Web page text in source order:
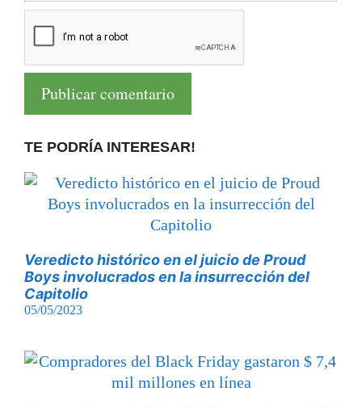
TE PODRÍA INTERESAR!
Veredicto histórico en el juicio de Proud
Boys involucrados en la insurrección del
Capitolio
05/05/2023